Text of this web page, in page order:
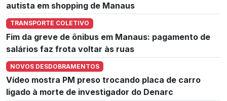
autista em shopping de Manaus
TRANSPORTE COLETIVO
Fim da greve de ônibus em Manaus: pagamento de
salários faz frota voltar às ruas
NOVOS DESDOBRAMENTOS
Vídeo mostra PM preso trocando placa de carro
ligado à morte de investigador do Denarc